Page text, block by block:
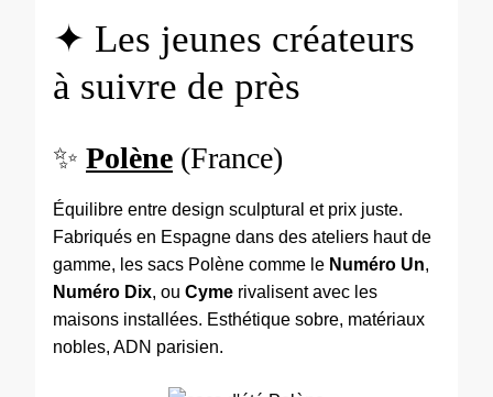
✦ Les jeunes créateurs
à suivre de près
✨ Polène (France)
Équilibre entre design sculptural et prix juste.
Fabriqués en Espagne dans des ateliers haut de
gamme, les sacs Polène comme le Numéro Un,
Numéro Dix, ou Cyme rivalisent avec les
maisons installées. Esthétique sobre, matériaux
nobles, ADN parisien.